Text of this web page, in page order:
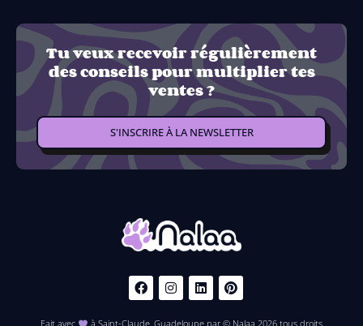
Tu veux recevoir régulièrement
des conseils pour multiplier tes
ventes ?
S'INSCRIRE À LA NEWSLETTER
Fait avec à Saint-Claude, Guadeloupe par © Nalaa 2026 tous droits